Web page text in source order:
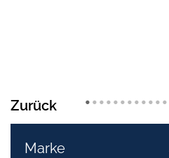
Zurück ••••••••••••
Marke